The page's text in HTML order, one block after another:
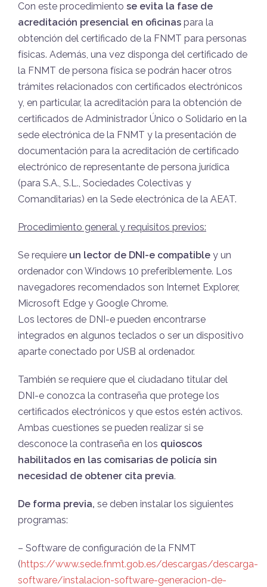
Con este procedimiento se evita la fase de
acreditación presencial en oficinas para la
obtención del certificado de la FNMT para personas
físicas. Además, una vez disponga del certificado de
la FNMT de persona física se podrán hacer otros
trámites relacionados con certificados electrónicos
y, en particular, la acreditación para la obtención de
certificados de Administrador Único o Solidario en la
sede electrónica de la FNMT y la presentación de
documentación para la acreditación de certificado
electrónico de representante de persona jurídica
(para S.A., S.L., Sociedades Colectivas y
Comanditarias) en la Sede electrónica de la AEAT.
Procedimiento general y requisitos previos:
Se requiere un lector de DNI-e compatible y un
ordenador con Windows 10 preferiblemente. Los
navegadores recomendados son Internet Explorer,
Microsoft Edge y Google Chrome.
Los lectores de DNI-e pueden encontrarse
integrados en algunos teclados o ser un dispositivo
aparte conectado por USB al ordenador.
También se requiere que el ciudadano titular del
DNI-e conozca la contraseña que protege los
certificados electrónicos y que estos estén activos.
Ambas cuestiones se pueden realizar si se
desconoce la contraseña en los quioscos
habilitados en las comisarias de policía sin
necesidad de obtener cita previa.
De forma previa, se deben instalar los siguientes
programas:
– Software de configuración de la FNMT
(https://www.sede.fnmt.gob.es/descargas/descarga-
software/instalacion-software-generacion-de-